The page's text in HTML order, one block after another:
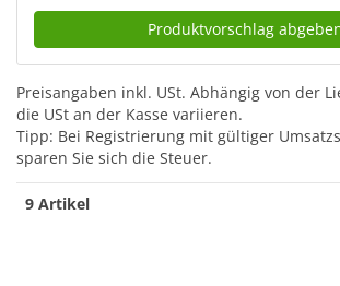
Produktvorschlag
Preisangaben inkl. USt. Abhängig von der
die USt an der Kasse variieren.
Tipp: Bei Registrierung mit gültiger
sparen Sie sich die Steuer.
9 Artikel